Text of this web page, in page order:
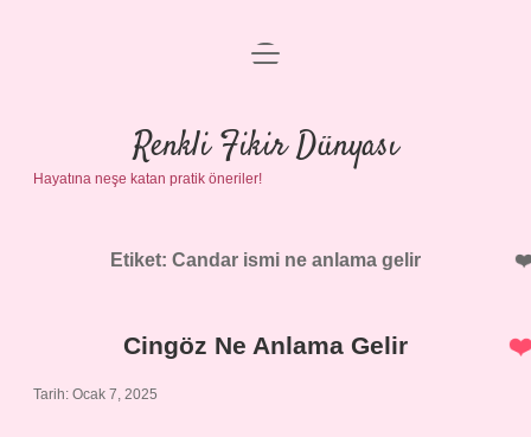
Anasayfa
Gizlilik Politikası
Yasal Uyarı
menüyü
Renkli Fikir Dünyası
Hayatına neşe katan pratik öneriler!
Etiket: Candar ismi ne anlama gelir
Cingöz Ne Anlama Gelir
Tarih: Ocak 7, 2025